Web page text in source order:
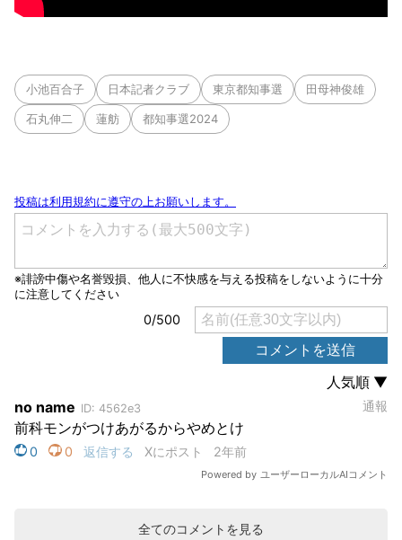
小池百合子 日本記者クラブ 東京都知事選 田母神俊雄
石丸伸二 蓮舫 都知事選2024
全てのコメントを見る